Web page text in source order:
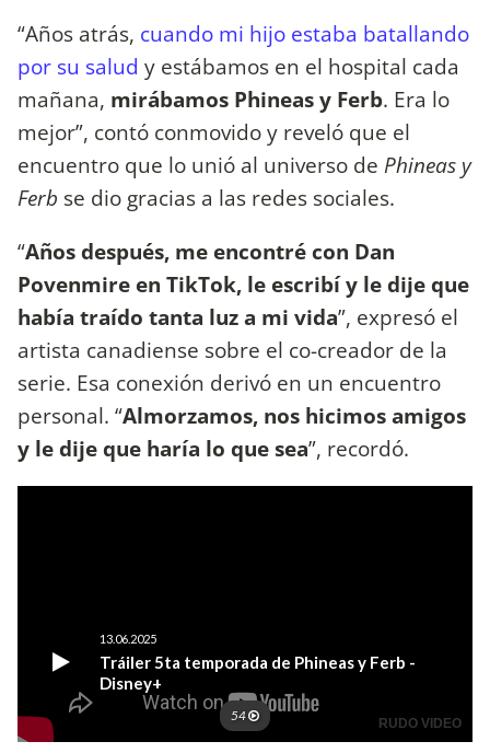
“Años atrás, cuando mi hijo estaba batallando
por su salud y estábamos en el hospital cada
mañana, mirábamos Phineas y Ferb. Era lo
mejor”, contó conmovido y reveló que el
encuentro que lo unió al universo de Phineas y
Ferb se dio gracias a las redes sociales.
“Años después, me encontré con Dan
Povenmire en TikTok, le escribí y le dije que
había traído tanta luz a mi vida”, expresó el
artista canadiense sobre el co-creador de la
serie. Esa conexión derivó en un encuentro
personal. “Almorzamos, nos hicimos amigos
y le dije que haría lo que sea”, recordó.